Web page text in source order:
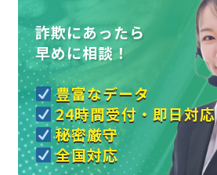
詐欺にあったら
早めに相談！
豊富なデータ
24時間受付・即日対応
秘密厳守
全国対応